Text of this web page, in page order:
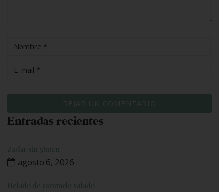
Entradas recientes
Zadar sin gluten
agosto 6, 2026
Helado de caramelo salado